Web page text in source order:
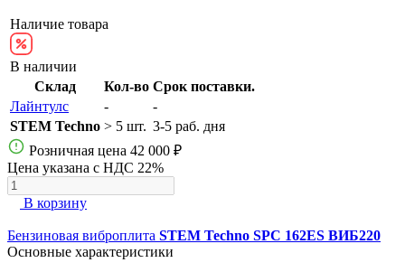
Наличие товара
В наличии
Склад
Кол-во Срок поставки.
Лайнтулс
-
-
STEM Techno > 5 шт. 3-5 раб. дня
Розничная цена 42 000 ₽
Цена указана с НДС 22%
В корзину
Бензиновая виброплита STEM Techno SPC 162ES ВИБ220
Основные характеристики